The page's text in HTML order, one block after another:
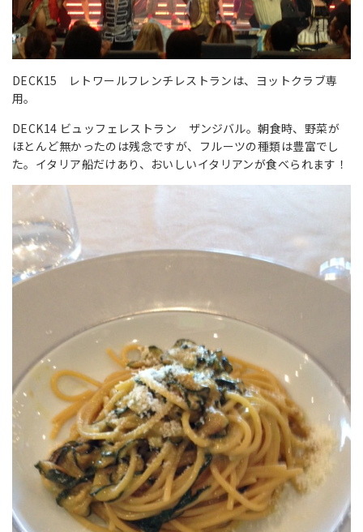
DECK15 レトワールフレンチレストランは、ヨットクラブ専
用。
DECK14 ビュッフェレストラン ザンジバル。朝食時、野菜が
ほとんど無かったのは残念ですが、フルーツの種類は豊富でし
た。イタリア船だけあり、おいしいイタリアンが食べられます！